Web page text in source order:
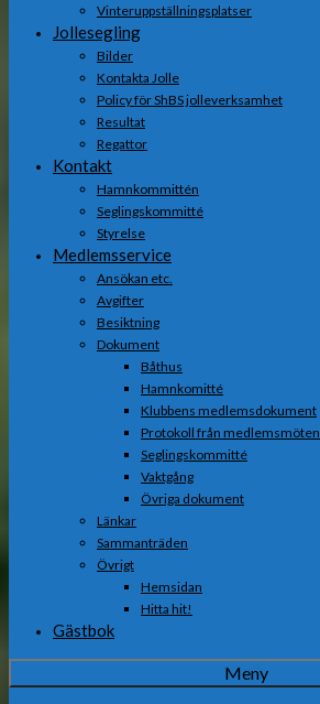
Vinteruppställningsplatser
Jollesegling
Bilder
Kontakta Jolle
Policy för ShBS jolleverksamhet
Resultat
Regattor
Kontakt
Hamnkommittén
Seglingskommitté
Styrelse
Medlemsservice
Ansökan etc.
Avgifter
Besiktning
Dokument
Båthus
Hamnkomitté
Klubbens medlemsdokument
Protokoll från medlemsmöten
Seglingskommitté
Vaktgång
Övriga dokument
Länkar
Sammanträden
Övrigt
Hemsidan
Hitta hit!
Gästbok
Meny